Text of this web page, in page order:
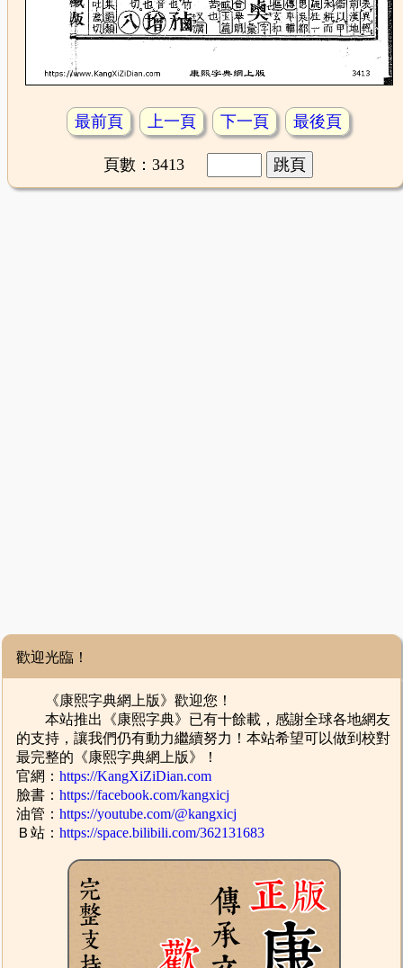
最前頁 上一頁 下一頁 最後頁
頁數：3413
歡迎光臨！
《康熙字典網上版》歡迎您！
本站推出《康熙字典》已有十餘載，感謝全球各地網友
的支持，讓我們仍有動力繼續努力！本站希望可以做到校對
最完整的《康熙字典網上版》！
官網：https://KangXiZiDian.com
臉書：https://facebook.com/kangxicj
油管：https://youtube.com/@kangxicj
Ｂ站：https://space.bilibili.com/362131683